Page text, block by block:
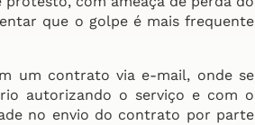
que o golpe é mais frequente
um contrato via e-mail, onde se
autorizando o serviço e com o
no envio do contrato por parte